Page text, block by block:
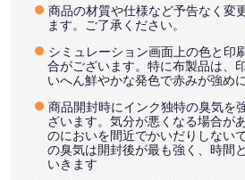
商品の材質や仕様など予告なく変
ます。ご了承ください。
シミュレーション画面上の色と印
合がございます。特に布製品は、
いへん鮮やかな発色で赤みが強め
商品開封時にインク独特の臭気を
ざいます。気分が悪くなる場合が
のにおいを間近でかいだりしない
の臭気は開封後が最も強く、時間
いきます